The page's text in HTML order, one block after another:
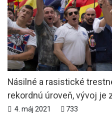
Násilné a rasistické
rekordnú úroveň, vývoj je
4. máj 2021 733